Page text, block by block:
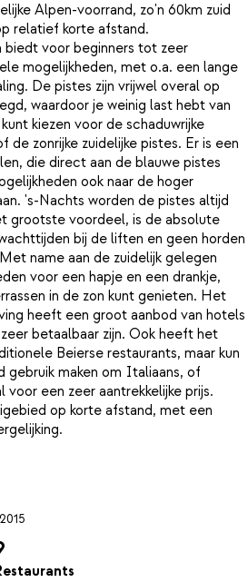
Alpen-voorrand, zo'n 60km zuid
relatief korte afstand.
biedt voor beginners tot zeer
mogelijkheden, met o.a. een lange
De pistes zijn vrijwel overal op
waardoor je weinig last hebt van
kiezen voor de schaduwrijke
de zonrijke zuidelijke pistes. Er is een
die direct aan de blauwe pistes
ook naar de hoger
's-Nachts worden de pistes altijd
grootste voordeel, is de absolute
bij de liften en geen horden
name aan de zuidelijk gelegen
voor een hapje en een drankje,
in de zon kunt genieten. Het
heeft een groot aanbod van hotels
betaalbaar zijn. Ook heeft het
Beierse restaurants, maar kun
gebruik maken om Italiaans, of
een zeer aantrekkelijke prijs.
op korte afstand, met een